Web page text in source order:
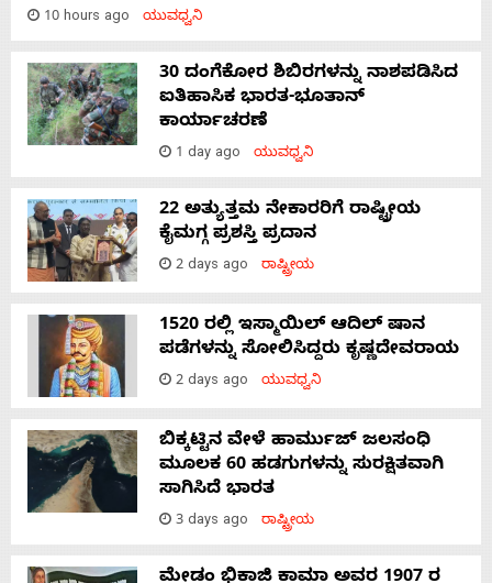
Advertise
With
s
Contact
Us
10 hours ago ಯುವಧ್ವನಿ
30 ದಂಗೆಕೋರ ಶಿಬಿರಗಳನ್ನು ನಾಶಪಡಿಸಿದ
ಐತಿಹಾಸಿಕ ಭಾರತ-ಭೂತಾನ್
ಕಾರ್ಯಾಚರಣೆ
1 day ago ಯುವಧ್ವನಿ
22 ಅತ್ಯುತ್ತಮ ನೇಕಾರರಿಗೆ ರಾಷ್ಟ್ರೀಯ
ಕೈಮಗ್ಗ ಪ್ರಶಸ್ತಿ ಪ್ರದಾನ
2 days ago ರಾಷ್ಟ್ರೀಯ
1520 ರಲ್ಲಿ ಇಸ್ಮಾಯಿಲ್ ಆದಿಲ್ ಷಾನ
ಪಡೆಗಳನ್ನು ಸೋಲಿಸಿದ್ದರು ಕೃಷ್ಣದೇವರಾಯ
2 days ago ಯುವಧ್ವನಿ
ಬಿಕ್ಕಟ್ಟಿನ ವೇಳೆ ಹಾರ್ಮುಜ್ ಜಲಸಂಧಿ
ಮೂಲಕ 60 ಹಡಗುಗಳನ್ನು ಸುರಕ್ಷಿತವಾಗಿ
ಸಾಗಿಸಿದೆ ಭಾರತ
3 days ago ರಾಷ್ಟ್ರೀಯ